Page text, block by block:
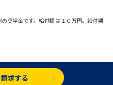
サポート
奨学金です。給付額は１０万円。給付期
求する